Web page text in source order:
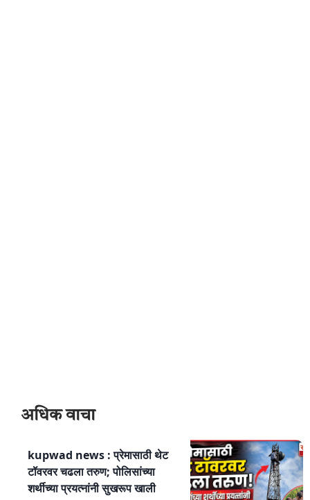
अधिक वाचा
kupwad news : प्रेमासाठी थेट
टॉवरवर चढला तरुण; पोलिसांच्या
शर्थीच्या प्रयत्नांनी सुखरूप खाली